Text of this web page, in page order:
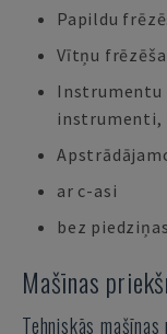
Papildu
Vītņu
Instrumentu
instrumenti,
ar c-asi
bez
Mašīnas
Tehniskās